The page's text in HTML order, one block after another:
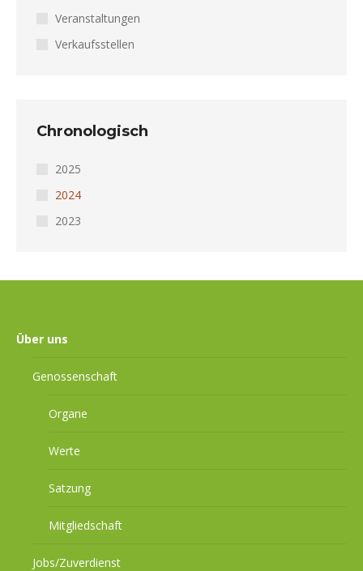
Veranstaltungen
Verkaufsstellen
Chronologisch
2025
2024
2023
Über uns
Genossenschaft
Organe
Werte
Satzung
Mitgliedschaft
Jobs/Zuverdienst